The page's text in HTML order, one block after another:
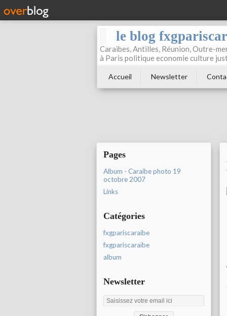
le blog
Caraibes, Antilles, Réunion, Outre-
à Paris politique economie culture
Accueil Newsletter
Pages
Album - Caraibe photo 19
octobre 2007
Links
Catégories
fxgpariscaraibe
fxgpariscaraïbe
album
Newsletter